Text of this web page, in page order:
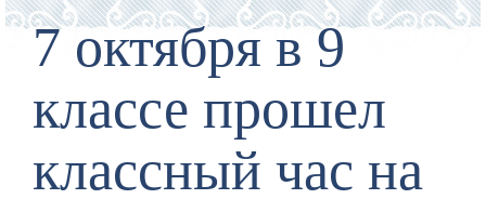
7 октября в 9
классе прошел
классный час на